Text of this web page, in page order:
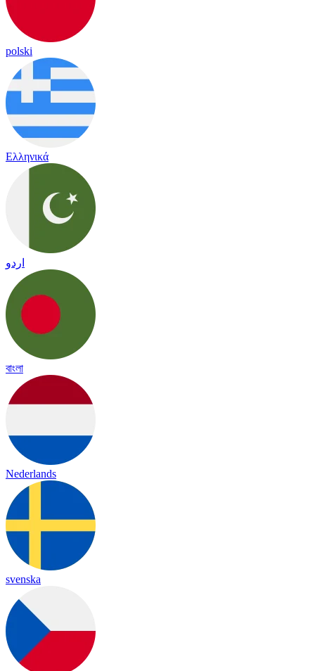
polski
Ελληνικά
اردو
বাংলা
Nederlands
svenska